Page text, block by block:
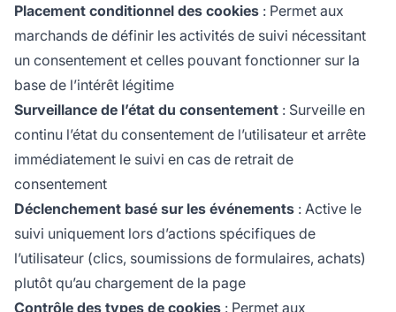
Placement conditionnel des cookies : Permet aux
marchands de définir les activités de suivi nécessitant
un consentement et celles pouvant fonctionner sur la
base de l’intérêt légitime
Surveillance de l’état du consentement : Surveille en
continu l’état du consentement de l’utilisateur et arrête
immédiatement le suivi en cas de retrait de
consentement
Déclenchement basé sur les événements : Active le
suivi uniquement lors d’actions spécifiques de
l’utilisateur (clics, soumissions de formulaires, achats)
plutôt qu’au chargement de la page
Contrôle des types de cookies : Permet aux